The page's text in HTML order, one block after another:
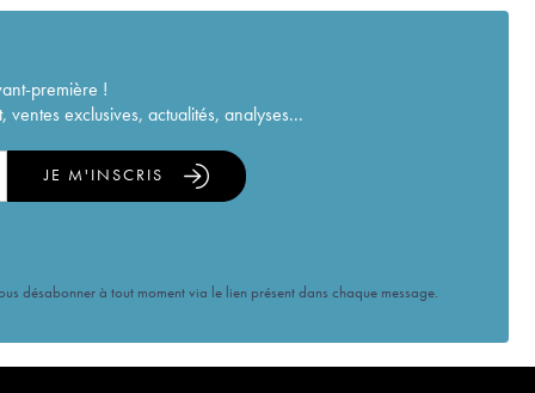
première !
exclusives, actualités, analyses...
JE M'INSCRIS
désabonner à tout moment via le lien présent dans chaque message.